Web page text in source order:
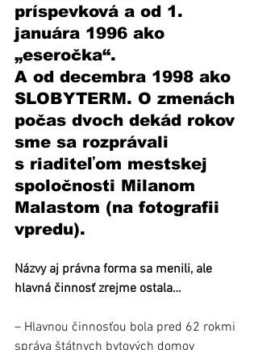
príspevková a od 1.
januára 1996 ako
„eseročka“.
A od decembra 1998 ako
SLOBYTERM. O zmenách
počas dvoch dekád rokov
sme sa rozprávali
s riaditeľom mestskej
spoločnosti Milanom
Malastom (na fotografii
vpredu).
Názvy aj právna forma sa menili, ale
hlavná činnosť zrejme ostala…
– Hlavnou činnosťou bola pred 62 rokmi